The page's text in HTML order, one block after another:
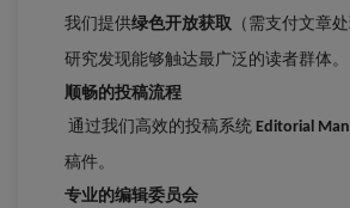
我们提供绿色开放获取 （需支付文章
研究发现能够触达最广泛的读者群体。
顺畅的投稿流程
通过我们高效的投稿系统 Editorial
稿件。
专业的编辑委员会